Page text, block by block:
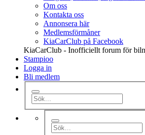
Om oss
Kontakta oss
Annonsera här
Medlemsförmåner
KiaCarClub på Facebook
KiaCarClub - Inofficiellt forum för
Stampioo
Logga in
Bli medlem